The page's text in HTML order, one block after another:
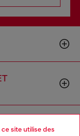
site utilise des